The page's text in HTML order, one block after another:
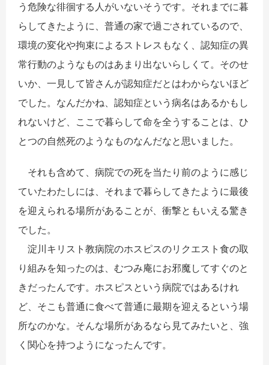
う危険な徘徊する人がいないそうです。それまでに暮
らしてきたように、普通の家で過ごされているので、
環境の変化や拘束によるストレスもなく、認知症の異
常行動のようなものはあまり出ないらしくて。そのせ
いか、一見して皆さんが認知症だとはわからないほど
でした。なんだかね、認知症という病名はあるかもし
れないけど、ここで暮らして命を全うすることは、ひ
とつの自然死のようなものなんだなと思いました。
それも含めて、病院での死を当たり前のように感じ
ていたわたしには、それまで暮らしてきたように最後
を迎えられる場所があることが、衝撃ともいえる驚き
でした。
淀川キリスト教病院のホスピスのリクエスト食の取
り組みを知ったのは、むつみ庵にお邪魔してすぐのと
きだったんです。ホスピスという病院ではあるけれ
ど、そこも普通に食べて普通に最期を迎えるという場
所なのかな。そんな場所があるなら見てみたいと、強
く関心を持つようになったんです。